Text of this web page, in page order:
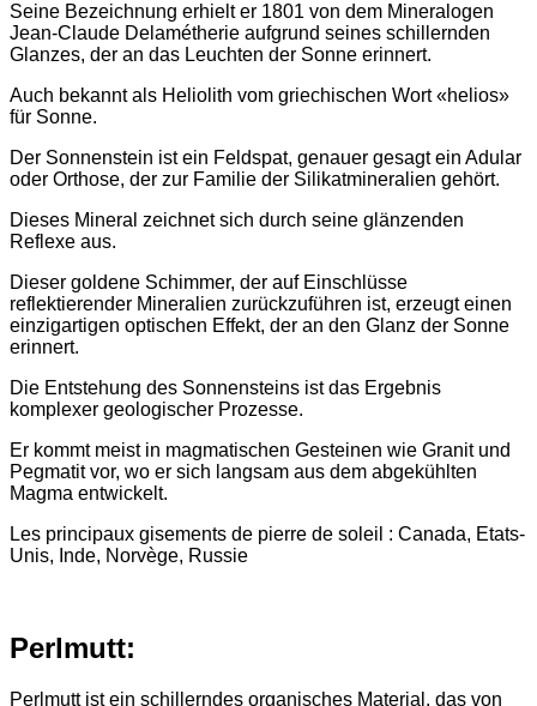
Seine Bezeichnung erhielt er 1801 von dem Mineralogen
Jean-Claude Delamétherie aufgrund seines schillernden
Glanzes, der an das Leuchten der Sonne erinnert.
Auch bekannt als Heliolith vom griechischen Wort «helios»
für Sonne.
Der Sonnenstein ist ein Feldspat, genauer gesagt ein Adular
oder Orthose, der zur Familie der Silikatmineralien gehört.
Dieses Mineral zeichnet sich durch seine glänzenden
Reflexe aus.
Dieser goldene Schimmer, der auf Einschlüsse
reflektierender Mineralien zurückzuführen ist, erzeugt einen
einzigartigen optischen Effekt, der an den Glanz der Sonne
erinnert.
Die Entstehung des Sonnensteins ist das Ergebnis
komplexer geologischer Prozesse.
Er kommt meist in magmatischen Gesteinen wie Granit und
Pegmatit vor, wo er sich langsam aus dem abgekühlten
Magma entwickelt.
Les principaux gisements de pierre de soleil : Canada, Etats-
Unis, Inde, Norvège, Russie
Perlmutt:
Perlmutt ist ein schillerndes organisches Material, das von